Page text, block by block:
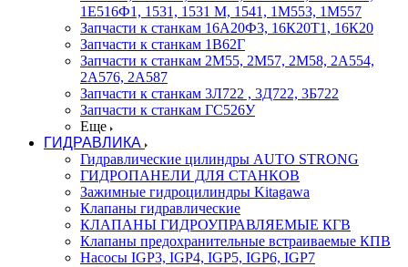
1Е516Ф1, 1531, 1531 М, 1541, 1М553, 1М557
Запчасти к станкам 16А20Ф3, 16К20Т1, 16К20
Запчасти к станкам 1В62Г
Запчасти к станкам 2М55, 2М57, 2М58, 2А554,
2А576, 2А587
Запчасти к станкам 3Л722 , 3Д722, 3Б722
Запчасти к станкам ГС526У
Еще
ГИДРАВЛИКА
Гидравлические цилиндры AUTO STRONG
ГИДРОПАНЕЛИ ДЛЯ СТАНКОВ
Зажимные гидроцилиндры Kitagawa
Клапаны гидравлические
КЛАПАНЫ ГИДРОУПРАВЛЯЕМЫЕ КГВ
Клапаны предохранительные встраиваемые КПВ
Насосы IGP3, IGP4, IGP5, IGP6, IGP7